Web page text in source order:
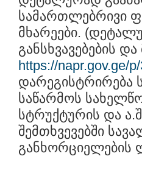
სამართლებრივი
მხარეები.
განსხვავებების
https://napr.gov.ge/
დარეგისტრირება
საწარმოს
სტრუქტურის და
შემთხვევებში
განხორციელების